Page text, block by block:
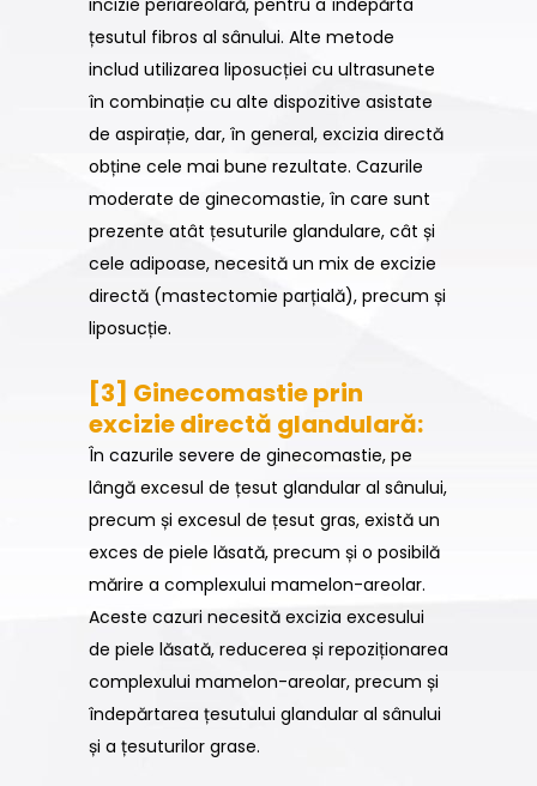
incizie periareolară, pentru a îndepărta
țesutul fibros al sânului. Alte metode
includ utilizarea liposucției cu ultrasunete
în combinație cu alte dispozitive asistate
de aspirație, dar, în general, excizia directă
obține cele mai bune rezultate. Cazurile
moderate de ginecomastie, în care sunt
prezente atât țesuturile glandulare, cât și
cele adipoase, necesită un mix de excizie
directă (mastectomie parțială), precum și
liposucție.
[3] Ginecomastie prin
excizie directă glandulară:
În cazurile severe de ginecomastie, pe
lângă excesul de țesut glandular al sânului,
precum și excesul de țesut gras, există un
exces de piele lăsată, precum și o posibilă
mărire a complexului mamelon-areolar.
Aceste cazuri necesită excizia excesului
de piele lăsată, reducerea și repoziționarea
complexului mamelon-areolar, precum și
îndepărtarea țesutului glandular al sânului
și a țesuturilor grase.